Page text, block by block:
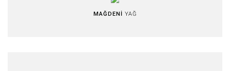
MAĞDENİ YAĞ